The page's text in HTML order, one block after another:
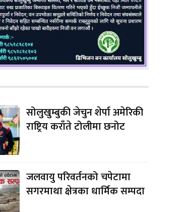
सोलुखुम्बुकी जेचुन शेर्पा अमेरिकी
राष्ट्रिय कराँते टोलीमा छनोट
जलवायु परिवर्तनको चपेटामा
सगरमाथा क्षेत्रका धार्मिक सम्पदा